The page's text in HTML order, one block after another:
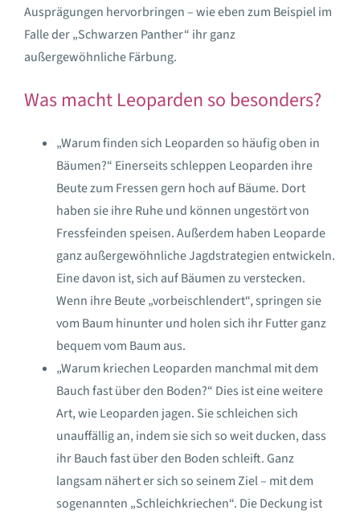
Ausprägungen hervorbringen – wie eben zum Beispiel im
Falle der „Schwarzen Panther“ ihr ganz
außergewöhnliche Färbung.
Was macht Leoparden so besonders?
„Warum finden sich Leoparden so häufig oben in
Bäumen?“ Einerseits schleppen Leoparden ihre
Beute zum Fressen gern hoch auf Bäume. Dort
haben sie ihre Ruhe und können ungestört von
Fressfeinden speisen. Außerdem haben Leoparde
ganz außergewöhnliche Jagdstrategien entwickeln.
Eine davon ist, sich auf Bäumen zu verstecken.
Wenn ihre Beute „vorbeischlendert“, springen sie
vom Baum hinunter und holen sich ihr Futter ganz
bequem vom Baum aus.
„Warum kriechen Leoparden manchmal mit dem
Bauch fast über den Boden?“ Dies ist eine weitere
Art, wie Leoparden jagen. Sie schleichen sich
unauffällig an, indem sie sich so weit ducken, dass
ihr Bauch fast über den Boden schleift. Ganz
langsam nähert er sich so seinem Ziel – mit dem
sogenannten „Schleichkriechen“. Die Deckung ist